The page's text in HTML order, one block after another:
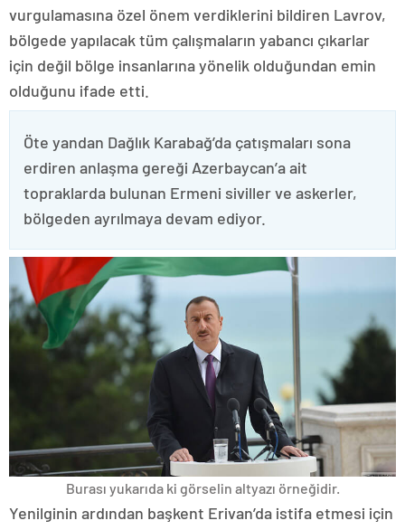
vurgulamasına özel önem verdiklerini bildiren Lavrov,
bölgede yapılacak tüm çalışmaların yabancı çıkarlar
için değil bölge insanlarına yönelik olduğundan emin
olduğunu ifade etti.
Öte yandan Dağlık Karabağ’da çatışmaları sona
erdiren anlaşma gereği Azerbaycan’a ait
topraklarda bulunan Ermeni siviller ve askerler,
bölgeden ayrılmaya devam ediyor.
Burası yukarıda ki görselin altyazı örneğidir.
Yenilginin ardından başkent Erivan’da istifa etmesi için